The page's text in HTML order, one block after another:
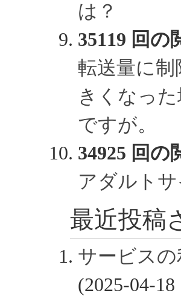
は？
35119 回の
転送量に
きくなっ
ですが。
34925 回の
アダルト
最近投稿
サービス
(2025-04-18